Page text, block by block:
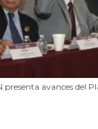
presenta avances del